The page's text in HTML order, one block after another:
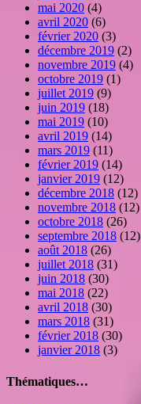
mai 2020 (4)
avril 2020 (6)
février 2020 (3)
décembre 2019 (2)
novembre 2019 (4)
octobre 2019 (1)
juillet 2019 (9)
juin 2019 (18)
mai 2019 (10)
avril 2019 (14)
mars 2019 (11)
février 2019 (14)
janvier 2019 (12)
décembre 2018 (12)
novembre 2018 (12)
octobre 2018 (26)
septembre 2018 (12)
août 2018 (26)
juillet 2018 (31)
juin 2018 (30)
mai 2018 (22)
avril 2018 (30)
mars 2018 (31)
février 2018 (30)
janvier 2018 (3)
Thématiques…